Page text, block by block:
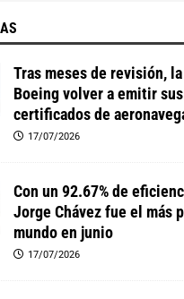
Tras meses de revisión,
Boeing volver a emitir
certificados de
17/07/2026
Con un 92.67% de
Jorge Chávez fue el más
mundo en junio
17/07/2026